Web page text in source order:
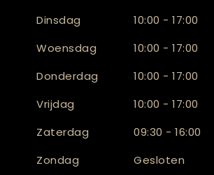
Dinsdag
10:00 - 17:00
Woensdag
10:00 - 17:00
Donderdag
10:00 - 17:00
Vrijdag
10:00 - 17:00
Zaterdag
09:30 - 16:00
Zondag
Gesloten